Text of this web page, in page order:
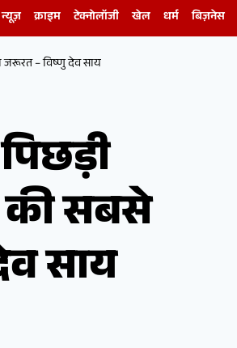
क्राइम टेक्नोलॉजी खेल धर्म बिज़नेस
जरूरत – विष्णु देव साय
की सबसे
साय